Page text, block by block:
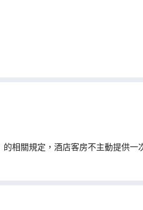
相關規定，酒店客房不主動提供